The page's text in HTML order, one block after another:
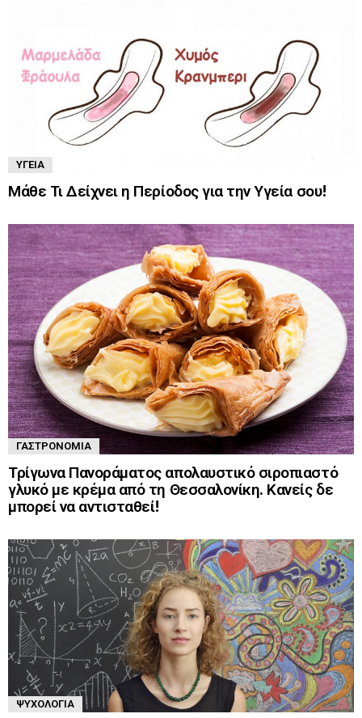
ΥΓΕΊΑ
Μάθε Τι Δείχνει η Περίοδος για την Υγεία σου!
ΓΑΣΤΡΟΝΟΜΊΑ
Τρίγωνα Πανοράματος απολαυστικό σιροπιαστό
γλυκό με κρέμα από τη Θεσσαλονίκη. Κανείς δε
μπορεί να αντισταθεί!
ΨΥΧΟΛΟΓΊΑ